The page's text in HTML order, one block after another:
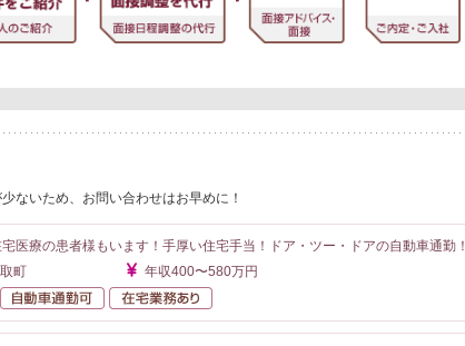
ないため、お問い合わせはお早めに！
宅医療の患者様もいます！手厚い住宅手当！ドア・ツー・ドアの自動車通勤！
町
年収400〜580万円
住宅手当・支援
自動車通勤可